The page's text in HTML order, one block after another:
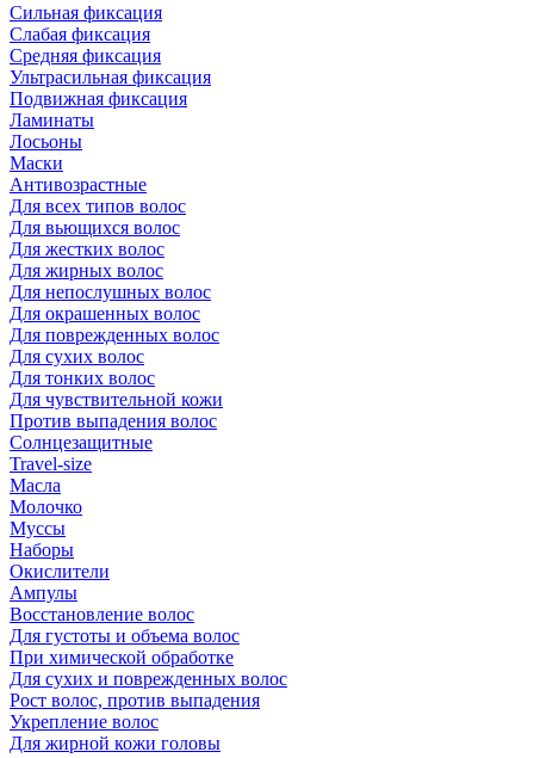
Сильная фиксация
Слабая фиксация
Средняя фиксация
Ультрасильная фиксация
Подвижная фиксация
Ламинаты
Лосьоны
Маски
Антивозрастные
Для всех типов волос
Для вьющихся волос
Для жестких волос
Для жирных волос
Для непослушных волос
Для окрашенных волос
Для поврежденных волос
Для сухих волос
Для тонких волос
Для чувствительной кожи
Против выпадения волос
Солнцезащитные
Travel-size
Масла
Молочко
Муссы
Наборы
Окислители
Ампулы
Восстановление волос
Для густоты и объема волос
При химической обработке
Для сухих и поврежденных волос
Рост волос, против выпадения
Укрепление волос
Для жирной кожи головы